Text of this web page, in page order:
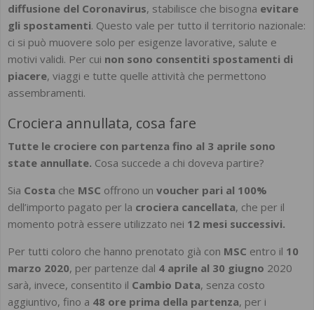
diffusione del Coronavirus, stabilisce che bisogna evitare
gli spostamenti. Questo vale per tutto il territorio nazionale:
ci si può muovere solo per esigenze lavorative, salute e
motivi validi. Per cui non sono consentiti spostamenti di
piacere, viaggi e tutte quelle attività che permettono
assembramenti.
Crociera annullata, cosa fare
Tutte le crociere con partenza fino al 3 aprile sono
state annullate. Cosa succede a chi doveva partire?
Sia Costa che MSC offrono un voucher pari al 100%
dell’importo pagato per la crociera cancellata, che per il
momento potrà essere utilizzato nei 12 mesi successivi.
Per tutti coloro che hanno prenotato già con MSC entro il 10
marzo 2020, per partenze dal 4 aprile al 30 giugno 2020
sarà, invece, consentito il Cambio Data, senza costo
aggiuntivo, fino a 48 ore prima della partenza, per i